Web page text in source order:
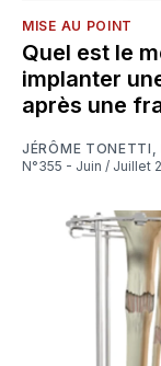
MISE AU POINT
Quel est le
implanter
après une
JÉRÔME TONETTI ,
N°355 - Juin / Juillet